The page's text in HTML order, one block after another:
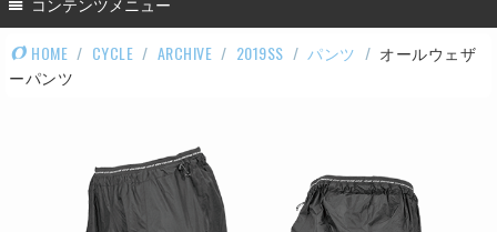
コンテンツメニュー
HOME / CYCLE / ARCHIVE / 2019SS / パンツ / オールウェザ
ーパンツ